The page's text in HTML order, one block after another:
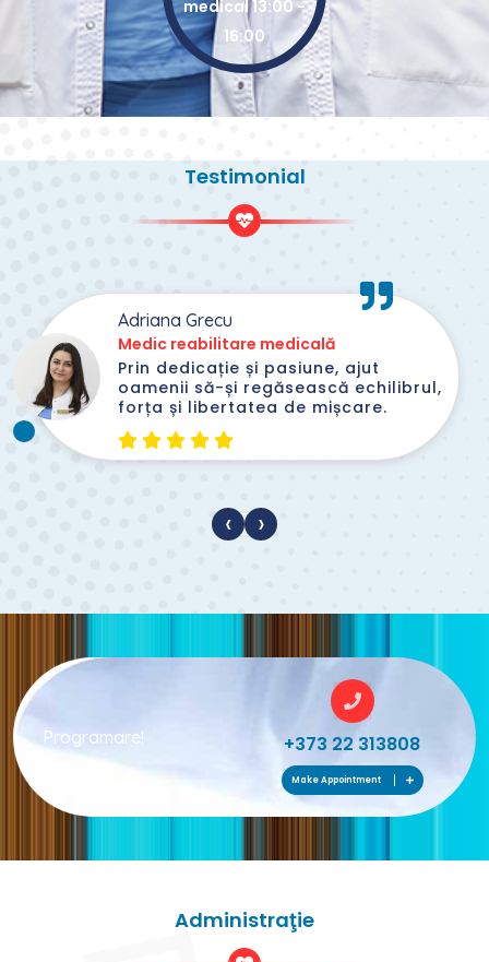
medical 13:00 -
16:00
Testimonial
Adriana Grecu
Medic reabilitare medicală
Prin dedicație și pasiune, ajut
oamenii să-și regăsească echilibrul,
forța și libertatea de mișcare.
‹ ›
Programare! +373 22 313808
Make Appointment
Administraţie